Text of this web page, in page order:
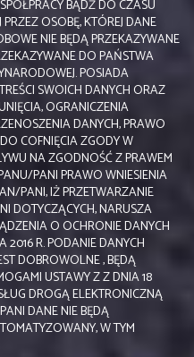
BĄDŹ DO CZASU
OSOBĘ, KTÓREJ DANE
NIE BĘDĄ PRZEKAZYWANE
DO PAŃSTWA
POSIADA
SWOICH DANYCH ORAZ
OGRANICZENIA
DANYCH, PRAWO
COFNIĘCIA ZGODY W
NA ZGODNOŚĆ Z PRAWEM
PANI PRAWO WNIESIENIA
PANI, IŻ PRZETWARZANIE
DOTYCZĄCYCH, NARUSZA
O OCHRONIE DANYCH
2016 R. PODANIE DANYCH
DOBROWOLNE , BĘDĄ
USTAWY Z Z DNIA 18
DROGĄ ELEKTRONICZNĄ
DANE NIE BĘDĄ
W TYM